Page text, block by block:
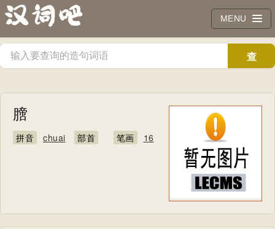
MENU
查
膪
拼音 chuai 部首 笔画 16